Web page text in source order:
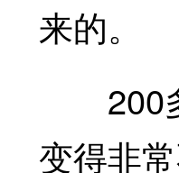
来的。
200多
变得非